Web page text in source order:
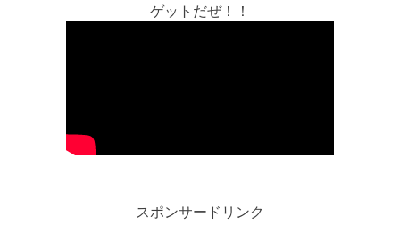
ゲットだぜ！！
スポンサードリンク